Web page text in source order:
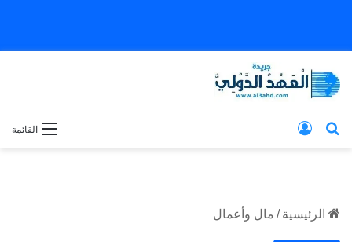
القائمة بحث عن
الرئيسية / مال وأعمال